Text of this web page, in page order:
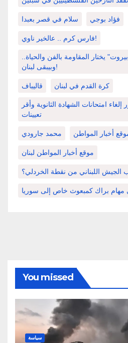
سلام في قصر بعبدا فؤاد بوجي
فارس كرم .. عالخير ناوي!
يختار المقاومة بالفن والحياة..
وبيبقى لبنان!
قاليباف كرة القدم في لبنان
امتحانات الشهادة الثانوية وأقر
تعيينات
محمد جارودي أخبار المواطن
موقع أخبار المواطن لبنان
اللبناني من نقطة الخردلي؟
مهام براك كمبعوث خاص إلى سوريا
You missed
سياسة